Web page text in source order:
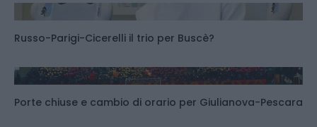
Russo-Parigi-Cicerelli il trio per Buscè?
Porte chiuse e cambio di orario per Giulianova-Pescara